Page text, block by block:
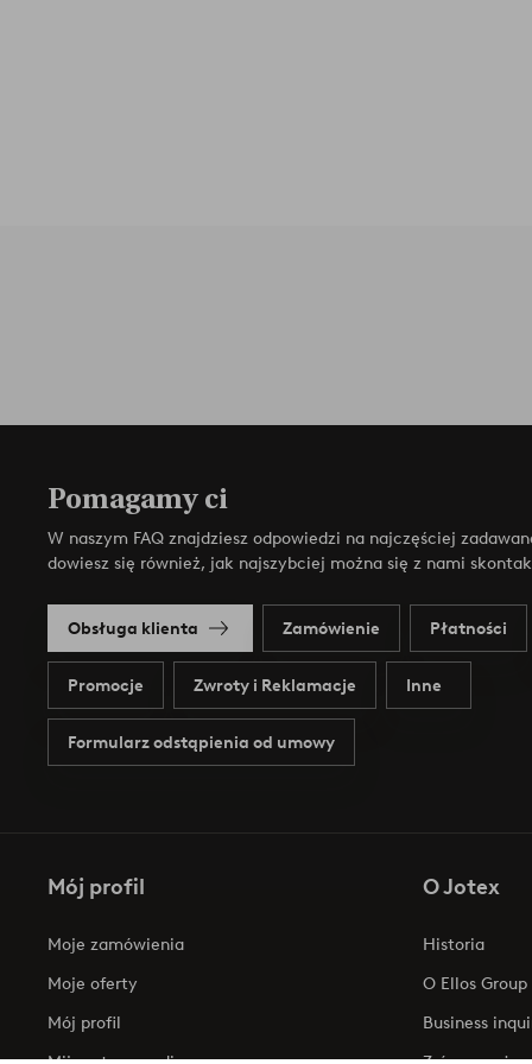
Pomagamy ci
W naszym FAQ znajdziesz odpowiedzi na najczęściej
dowiesz się również, jak najszybciej można się z nami
Obsługa klienta Zamówienie Płatności
Promocje Zwroty i Reklamacje Inne
Formularz odstąpienia od umowy
Mój profil
Moje zamówienia
Moje oferty
Mój profil
O Jotex
Historia
O Ellos Group
Business